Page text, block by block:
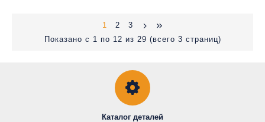
1 2
3
Показано с 1 по 12 из 29 (всего 3 страниц)
Каталог деталей